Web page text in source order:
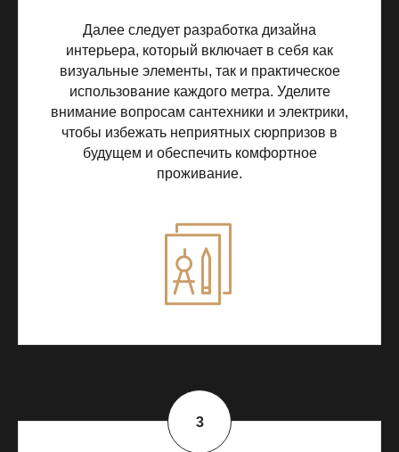
Далее следует разработка дизайна
интерьера, который включает в себя как
визуальные элементы, так и практическое
использование каждого метра. Уделите
внимание вопросам сантехники и электрики,
чтобы избежать неприятных сюрпризов в
будущем и обеспечить комфортное
проживание.